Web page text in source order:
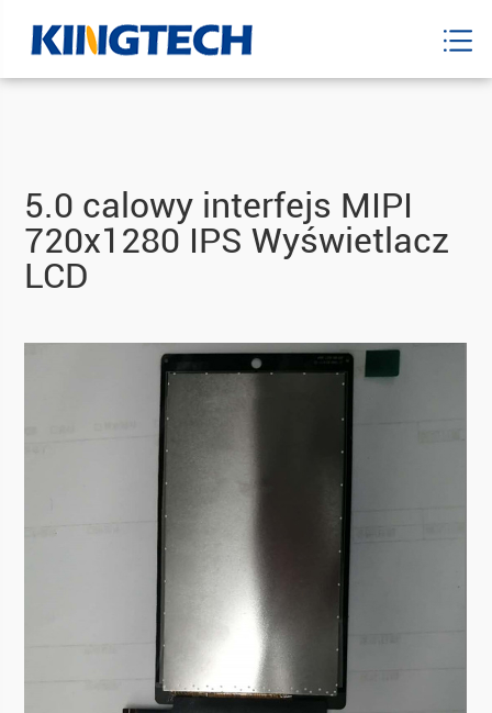
5.0 calowy interfejs MIPI
720x1280 IPS Wyświetlacz
LCD